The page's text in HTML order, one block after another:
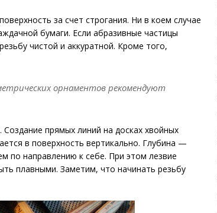
за счет строгания. Ни в коем случае
бумаги. Если абразивные частицы
чистой и аккуратной. Кроме того,
орнаментов рекомендуют
прямых линий на досках хвойных
в поверхность вертикально. Глубина —
по направлению к себе. При этом лезвие
плавными. Заметим, что начинать резьбу